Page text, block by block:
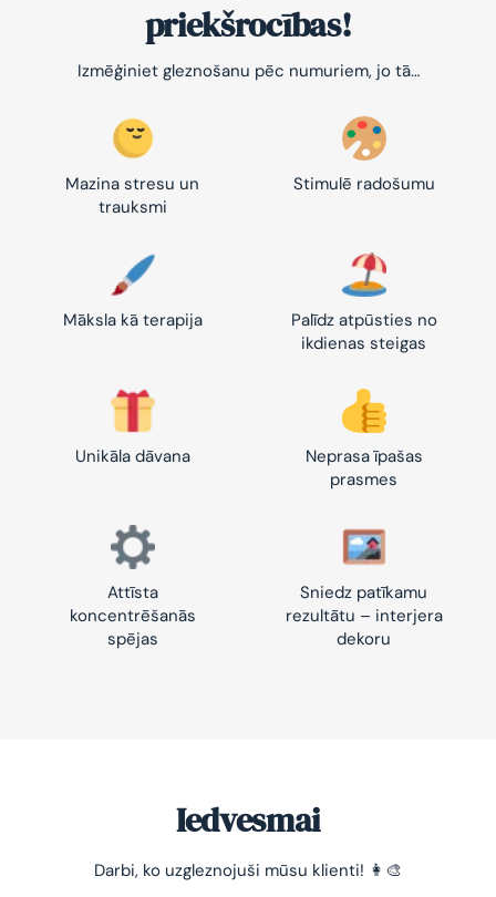
priekšrocības!
Izmēģiniet gleznošanu pēc numuriem, jo tā…
Mazina stresu un
trauksmi
Stimulē radošumu
Māksla kā terapija
Palīdz atpūsties no
ikdienas steigas
Unikāla dāvana
Neprasa īpašas
prasmes
Attīsta
koncentrēšanās
spējas
Sniedz patīkamu
rezultātu – interjera
dekoru
Iedvesmai
Darbi, ko uzgleznojuši mūsu klienti! 👩‍🎨